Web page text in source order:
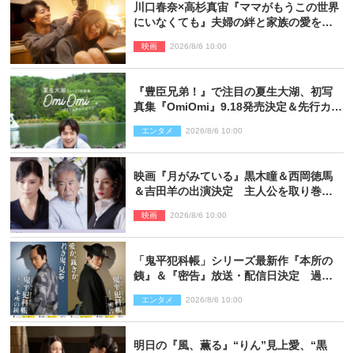
川口春奈×高杉真宙『ママがもうこの世界
にいなくても』夫婦の絆と家族の愛を映
映画 2026/8/6 10:00
『豊臣兄弟！』で注目の夏生大湖、初写
真集『OmiOmi』9.18発売決定＆先行カッ
エンタメ 2026/8/6 10:00
映画『月がみている』黒木瞳＆西岡徳馬
＆吉田羊の出演決定 主人公を取り巻く
映画 2026/8/6 10:00
「鬼平犯科帳」シリーズ最新作『本所の
銕』＆『密告』放送・配信日決定 過去
エンタメ 2026/8/6 10:00
明日の『風、薫る』“りん”見上愛、“黒